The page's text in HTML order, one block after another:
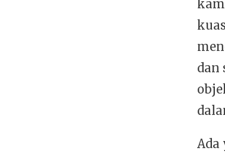
dan
Ada